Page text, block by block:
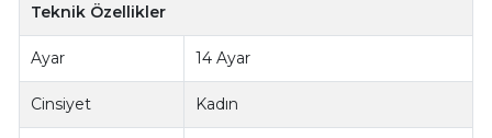
Teknik Özellikler
Ayar 14 Ayar
Cinsiyet Kadın